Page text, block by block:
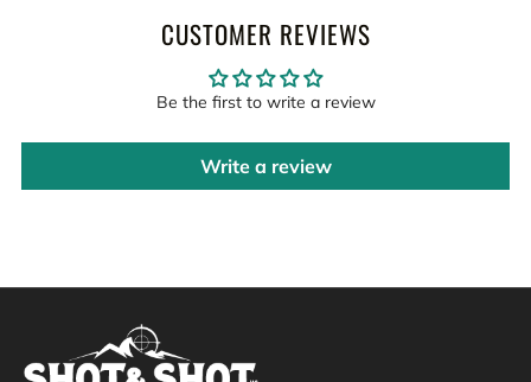
CUSTOMER REVIEWS
Be the first to write a review
Write a review